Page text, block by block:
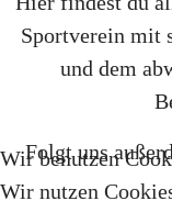
Sportverein mit
und dem
Folgt uns
Wir benutzen
Wir nutzen